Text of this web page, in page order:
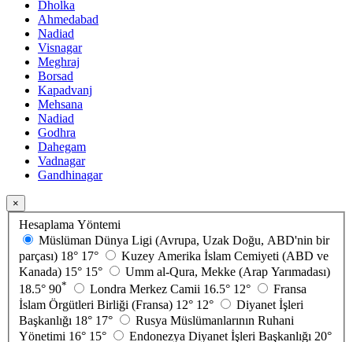
Dholka
Ahmedabad
Nadiad
Visnagar
Meghraj
Borsad
Kapadvanj
Mehsana
Nadiad
Godhra
Dahegam
Vadnagar
Gandhinagar
×
Hesaplama Yöntemi
Müslüman Dünya Ligi (Avrupa, Uzak Doğu, ABD'nin bir
parçası) 18° 17°
Kuzey Amerika İslam Cemiyeti (ABD ve
Kanada) 15° 15°
Umm al-Qura, Mekke (Arap Yarımadası)
18.5° 90* Londra Merkez Camii 16.5° 12°
Fransa
İslam Örgütleri Birliği (Fransa) 12° 12°
Diyanet İşleri
Başkanlığı 18° 17°
Rusya Müslümanlarının Ruhani
Yönetimi 16° 15° Endonezya Diyanet İşleri Başkanlığı 20°